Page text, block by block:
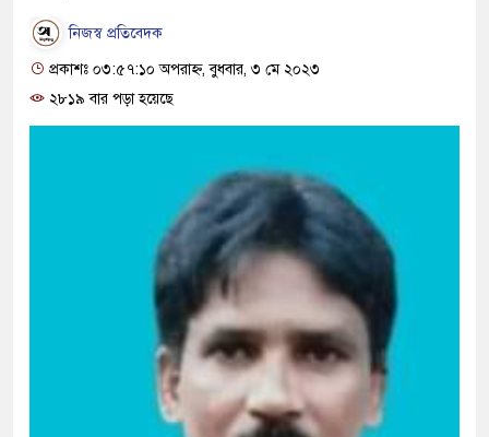
নিজস্ব প্রতিবেদক
প্রকাশঃ ০৩:৫৭:১০ অপরাহ্ন, বুধবার, ৩ মে ২০২৩
২৮১৯ বার পড়া হয়েছে